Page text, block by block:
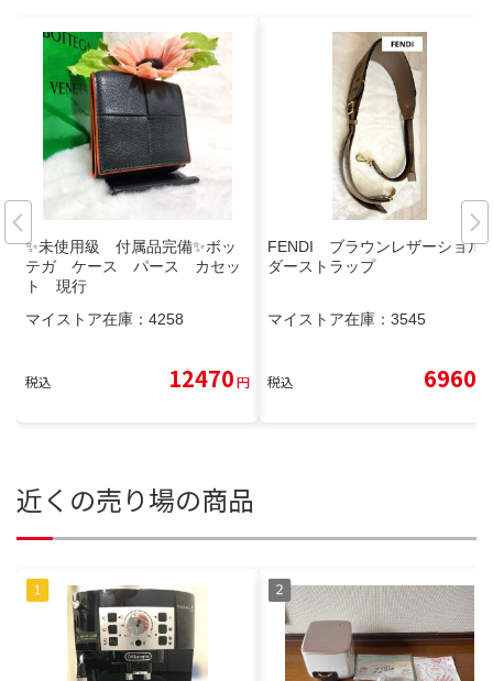
✨未使用級 付属品完備✨ボッ
テガ ケース パース カセッ
ト 現行
マイストア在庫： 4258
税込 12470円
FENDI ブラウンレザーショル
ダーストラップ
マイストア在庫： 3545
税込 6960
近くの売り場の商品